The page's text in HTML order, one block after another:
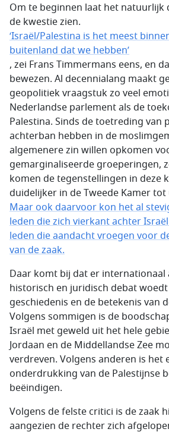
Om te beginnen laat het natuurlijk
de kwestie zien.
‘Israël/Palestina is het meest
buitenland dat we hebben’
, zei Frans Timmermans eens, en
bewezen. Al decennialang maakt
geopolitiek vraagstuk zo veel
Nederlandse parlement als de
Palestina. Sinds de toetreding van
achterban hebben in de
algemenere zin willen opkomen
gemarginaliseerde groeperingen,
komen de tegenstellingen in deze
duidelijker in de Tweede Kamer
Maar ook daarvoor kon het al
leden die zich vierkant achter
leden die aandacht vroegen voor
van de zaak.
Daar komt bij dat er internationaal
historisch en juridisch debat
geschiedenis en de betekenis van
Volgens sommigen is de
Israël met geweld uit het hele
Jordaan en de Middellandse Zee
verdreven. Volgens anderen is het
onderdrukking van de Palestijnse
beëindigen.
Volgens de felste critici is de zaak
aangezien de rechter zich